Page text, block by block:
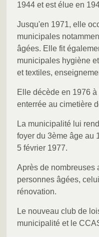
1944 et est élue en
Jusqu'en 1971, elle
municipales
âgées. Elle fit
municipales hygiène
et textiles,
Elle décède en 1976
enterrée au cimetière
La municipalité lui
foyer du 3ème âge au
5 février 1977.
Après de nombreuses
personnes âgées,
rénovation.
Le nouveau club de
municipalité et le